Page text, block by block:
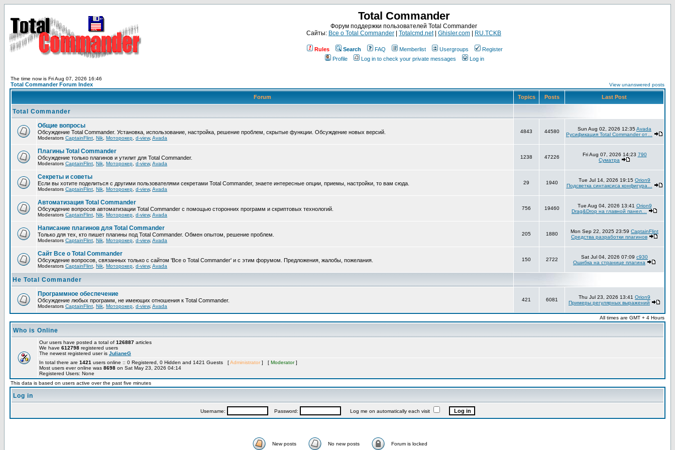
Total Commander
Форум поддержки пользователей Total Commander
Сайты: Все о Total Commander Totalcmd.net| Ghisler.com RU.TCKB
Rules Search FAQ Memberlist Usergroups
Register
Profile
Log in to check your private messages Log in
The time now is Fri Aug 07, 2026 16:46
Total Commander Forum Index View unanswered posts
Forum Topics Posts Last Post
Total Commander
Общие вопросы
Обсуждение Total Commander. Установка, использование, настройка, решение проблем, скрытые функции. Обсуждение новых версий.
Moderators CaptainFlint Nik Моторокер d-view, Avada
4843 44580 Sun Aug 02, 2026 12:35 Avada
Русификация Total Commander от…
Плагины Total Commander
Обсуждение только плагинов и утилит для Total Commander.
Moderators CaptainFlint Nik Моторокер d-view, Avada
1238 47226 Fri Aug 07, 2026 14:23 790
Суматра
Секреты и советы
Если вы хотите поделиться с другими пользователями секретами Total Commander, знаете интересные опции, приемы, настройки, то вам сюда.
Moderators CaptainFlint Nik Моторокер d-view, Avada
29 1940 Tue Jul 14, 2026 19:15 Orion9
Подсветка синтаксиса конфигура…
Автоматизация Total Commander
Обсуждение вопросов автоматизации Total Commander с помощью сторонних программ и скриптовых технологий.
Moderators CaptainFlint Nik Моторокер d-view, Avada
756 19460 Tue Aug 04, 2026 13:41 Orion9
Drag&Drop на главной панел…
Написание плагинов для Total Commander
Только для тех, кто пишет плагины под Total Commander. Обмен опытом, решение проблем.
Moderators CaptainFlint Nik Моторокер d-view, Avada
205 1880 Mon Sep 22, 2025 23:59 CaptainFlint
Средства разработки плагинов
Сайт Все о Total Commander
Обсуждение вопросов, связанных только с сайтом 'Все о Total Commander' и с этим форумом. Предложения, жалобы, пожелания.
Moderators CaptainFlint Nik Моторокер d-view, Avada
150 2722 Sat Jul 04, 2026 07:09 c930
Ошибка на странице плагина
Не Total Commander
Программное обеспечение
Обсуждение любых программ, не имеющих отношения к Total Commander.
Moderators CaptainFlint Nik Моторокер d-view, Avada
421 6081 Thu Jul 23, 2026 13:41 Orion9
Примеры регулярных выражений
All times are GMT + 4 Hours
Who is Online
Our users have posted a total of 126887 articles
We have 612798 registered users
The newest registered user is JulianeG
In total there are 1421 users online :: 0 Registered, 0 Hidden and 1421 Guests [Administrator ] [ Moderator]
Most users ever online was 8698 on Sat May 23, 2026 04:14
Registered Users: None
This data is based on users active over the past five minutes
Log in
Username: Password: Log me on automatically each visit
New posts No new posts Forum is locked